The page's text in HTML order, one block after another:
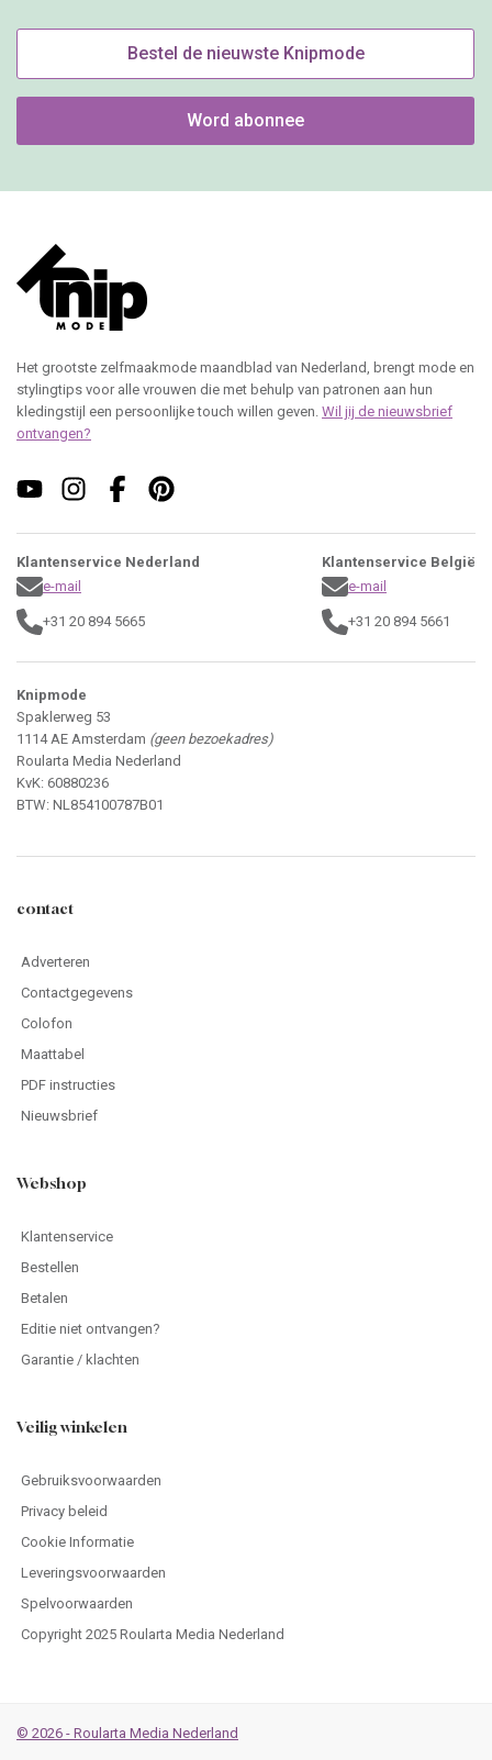
Bestel de nieuwste Knipmode
Word abonnee
Het grootste zelfmaakmode maandblad van Nederland, brengt mode en
stylingtips voor alle vrouwen die met behulp van patronen aan hun
kledingstijl een persoonlijke touch willen geven. Wil jij de nieuwsbrief
ontvangen?
Klantenservice Nederland
e-mail
+31 20 894 5665
Klantenservice België
e-mail
+31 20 894 5661
Knipmode
Spaklerweg 53
1114 AE Amsterdam (geen bezoekadres)
Roularta Media Nederland
KvK: 60880236
BTW: NL854100787B01
contact
Adverteren
Contactgegevens
Colofon
Maattabel
PDF instructies
Nieuwsbrief
Webshop
Klantenservice
Bestellen
Betalen
Editie niet ontvangen?
Garantie / klachten
Veilig winkelen
Gebruiksvoorwaarden
Privacy beleid
Cookie Informatie
Leveringsvoorwaarden
Spelvoorwaarden
Copyright 2025 Roularta Media Nederland
© 2026 - Roularta Media Nederland